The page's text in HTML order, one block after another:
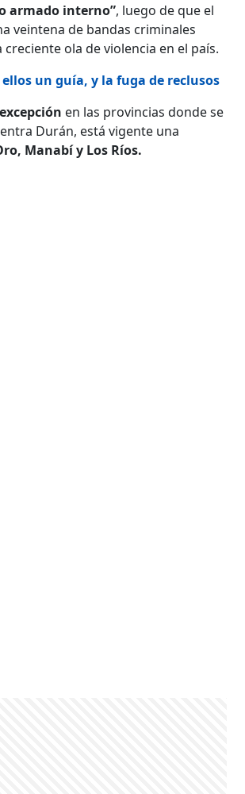
armado interno”, luego de que el
veintena de bandas criminales
ola de violencia en el país.
un guía, y la fuga de reclusos
en las provincias donde se
Durán, está vigente una
Manabí y Los Ríos.